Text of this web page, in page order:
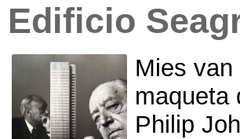
Edificio
Mies
maqueta
Philip